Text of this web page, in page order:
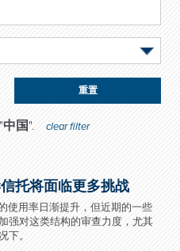
重置
中国". clear filter
托将面临更多挑战
使用率日渐提升，但近期的一些
强对这类结构的审查力度，尤其
下。